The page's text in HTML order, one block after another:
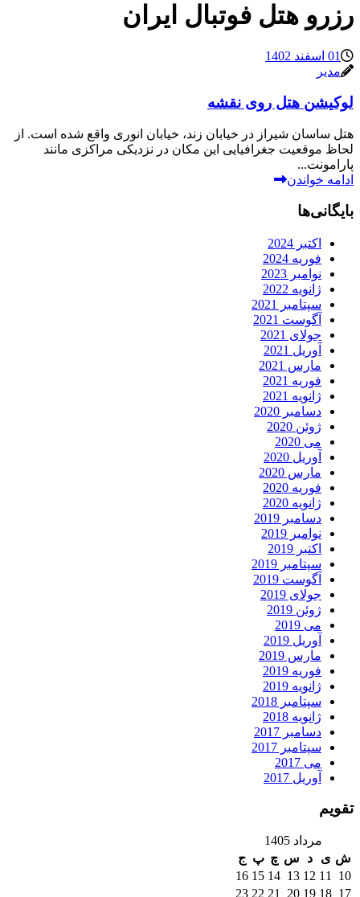
رزرو هتل فوتبال ایران
01 اسفند 1402
مدیر
لوکیشن هتل روی نقشه
هتل ساسان شیراز در خیابان زند، خیابان انوری واقع شده است. از
لحاظ موقعیت جغرافیایی این مکان در نزدیکی مراکزی مانند
پارامونت...
ادامه خواندن
بایگانی‌ها
اکتبر 2024
فوریه 2024
نوامبر 2023
ژانویه 2022
سپتامبر 2021
آگوست 2021
جولای 2021
آوریل 2021
مارس 2021
فوریه 2021
ژانویه 2021
دسامبر 2020
ژوئن 2020
می 2020
آوریل 2020
مارس 2020
فوریه 2020
ژانویه 2020
دسامبر 2019
نوامبر 2019
اکتبر 2019
سپتامبر 2019
آگوست 2019
جولای 2019
ژوئن 2019
می 2019
آوریل 2019
مارس 2019
فوریه 2019
ژانویه 2019
سپتامبر 2018
ژانویه 2018
دسامبر 2017
سپتامبر 2017
می 2017
آوریل 2017
تقویم
مرداد 1405
ش ی د س چ پ ج
10
11
12
13
14
15
16
17
18
19
20
21
22
23